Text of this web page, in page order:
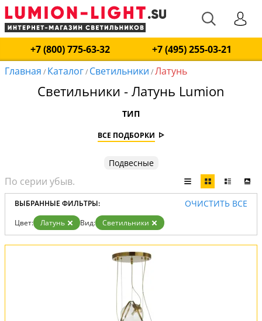
+7 (800) 775-63-32
+7 (495) 255-03-21
Главная / Каталог/ Светильники /Латунь
Светильники - Латунь Lumion
ТИП
ВСЕ ПОДБОРКИ
Подвесные
ВЫБРАННЫЕ ФИЛЬТРЫ: ОЧИСТИТЬ ВСЕ
Цвет: Латунь Вид: Светильники